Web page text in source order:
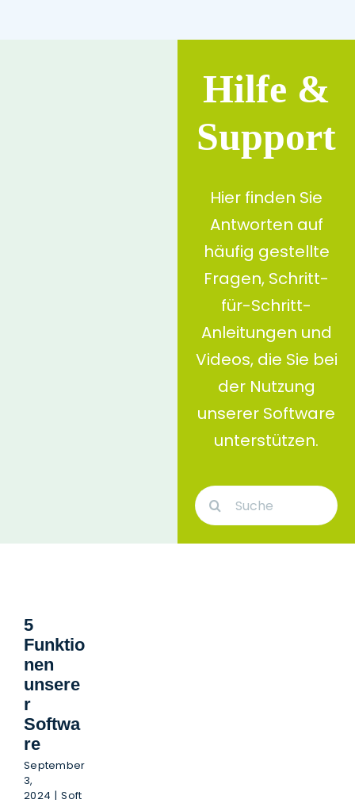
Hilfe &
Support
Hier finden Sie
Antworten auf
häufig gestellte
Fragen, Schritt-
für-Schritt-
Anleitungen und
Videos, die Sie bei
der Nutzung
unserer Software
unterstützen.
Suche
nach:
5
Funktio
nen
unsere
r
Softwa
re
September
3,
2024 | Soft